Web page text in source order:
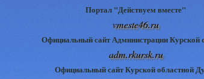
Портал "Действуем вместе"
vmeste46.ru
Официальный сайт Администрации Курской
adm.rkursk.ru
Официальный сайт Курской областной